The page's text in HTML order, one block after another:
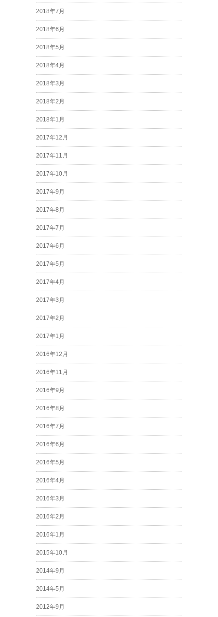
2018年7月
2018年6月
2018年5月
2018年4月
2018年3月
2018年2月
2018年1月
2017年12月
2017年11月
2017年10月
2017年9月
2017年8月
2017年7月
2017年6月
2017年5月
2017年4月
2017年3月
2017年2月
2017年1月
2016年12月
2016年11月
2016年9月
2016年8月
2016年7月
2016年6月
2016年5月
2016年4月
2016年3月
2016年2月
2016年1月
2015年10月
2014年9月
2014年5月
2012年9月